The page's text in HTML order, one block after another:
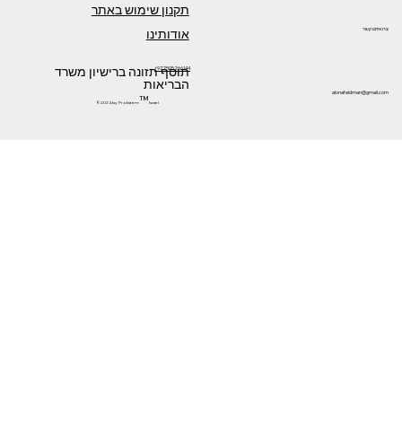
©2024 by Prolistem™Israel
אודותינו
תקנון שימוש באתר
תוסף תזונה ברישיון משרד
הבריאות alonafeldman@gmail.com
צרו איתנו קשר
+972505266144